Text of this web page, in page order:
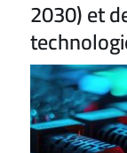
2030) et